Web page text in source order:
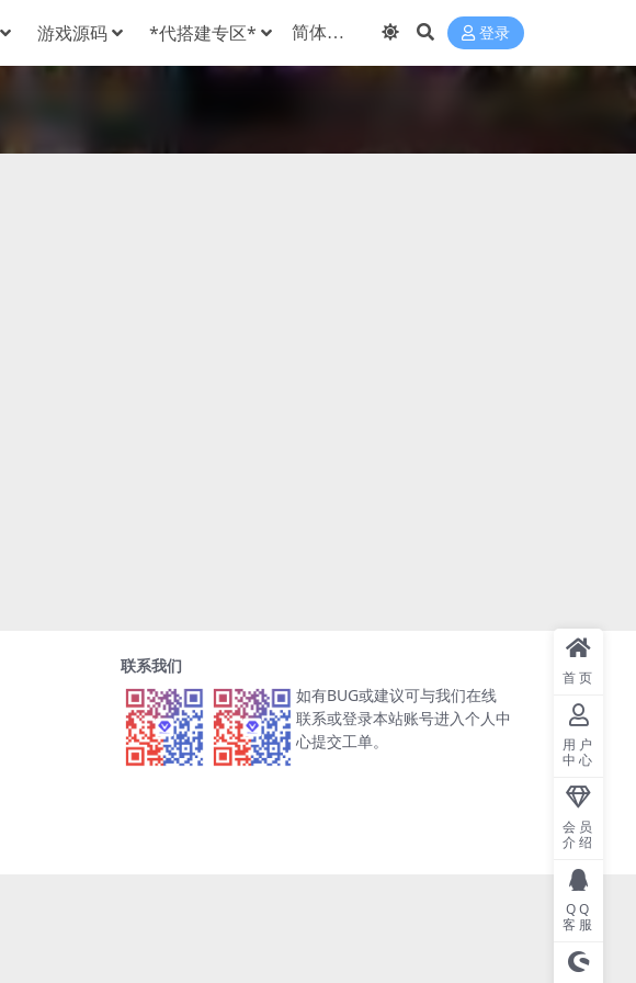
游戏源码 *代搭建专区* 登录
联系我们
如有BUG或建议可与我们在线
联系或登录本站账号进入个人中
心提交工单。
首页
用户
中心
会员
介绍
QQ
客服